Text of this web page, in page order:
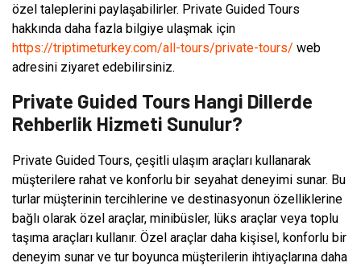
özel taleplerini paylaşabilirler. Private Guided Tours
hakkında daha fazla bilgiye ulaşmak için
https://triptimeturkey.com/all-tours/private-tours/ web
adresini ziyaret edebilirsiniz.
Private Guided Tours Hangi Dillerde
Rehberlik Hizmeti Sunulur?
Private Guided Tours, çeşitli ulaşım araçları kullanarak
müşterilere rahat ve konforlu bir seyahat deneyimi sunar. Bu
turlar müşterinin tercihlerine ve destinasyonun özelliklerine
bağlı olarak özel araçlar, minibüsler, lüks araçlar veya toplu
taşıma araçları kullanır. Özel araçlar daha kişisel, konforlu bir
deneyim sunar ve tur boyunca müşterilerin ihtiyaçlarına daha